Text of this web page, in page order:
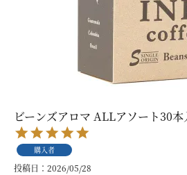
ビーンズアロマ ALLアソート30
購入者
投稿日 2026/05/28